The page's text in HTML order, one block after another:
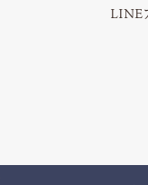
LINE